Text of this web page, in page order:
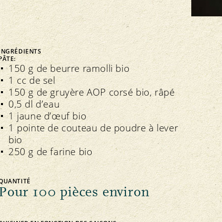
Directives
Contrôle
Importations
Assurance qualité
Assemblée des délégués
interne
Extranet
Cahier des charges
FNRB
Marchés régionaux
Bio-Symposium
Bourgeon
150 g de beurre ramolli bio
1 cc de sel
150 g de gruyère AOP corsé bio, râpé
0,5 dl d’eau
1 jaune d’œuf bio
1 pointe de couteau de poudre à lever
bio
250 g de farine bio
100 pièces environ